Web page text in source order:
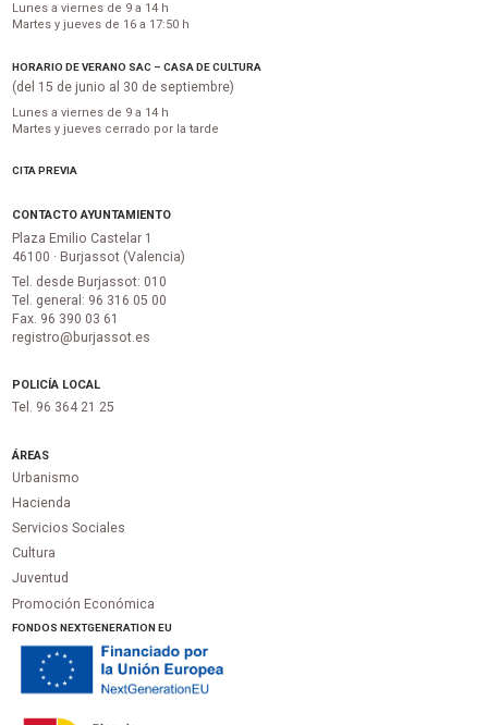
Lunes a viernes de 9 a 14 h
Martes y jueves de 16 a 17:50 h
HORARIO DE VERANO SAC – CASA DE CULTURA
(del 15 de junio al 30 de septiembre)
Lunes a viernes de 9 a 14 h
Martes y jueves cerrado por la tarde
CITA PREVIA
CONTACTO AYUNTAMIENTO
Plaza Emilio Castelar 1
46100 · Burjassot (Valencia)
Tel. desde Burjassot: 010
Tel. general: 96 316 05 00
Fax. 96 390 03 61
registro@burjassot.es
POLICÍA LOCAL
Tel. 96 364 21 25
ÁREAS
Urbanismo
Hacienda
Servicios Sociales
Cultura
Juventud
Promoción Económica
FONDOS NEXTGENERATION EU